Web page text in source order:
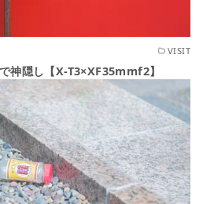
VISIT
神隠し【X-T3×XF35mmf2】